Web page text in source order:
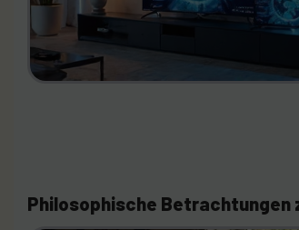
Philosophische Betrachtungen